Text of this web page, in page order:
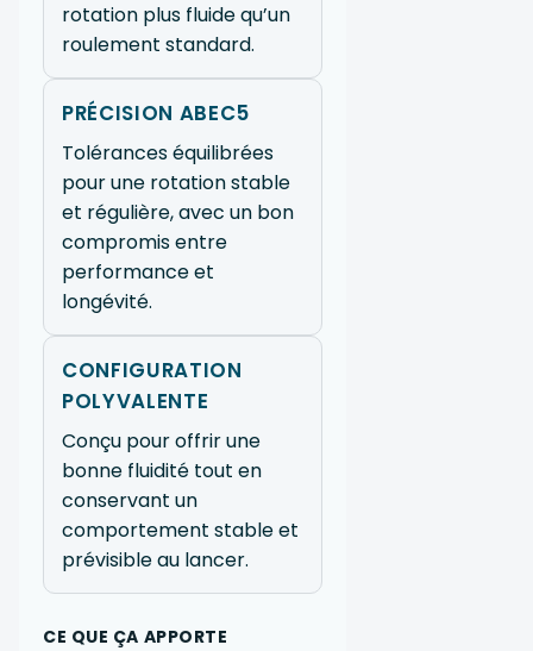
rotation plus fluide qu’un
roulement standard.
PRÉCISION ABEC5
Tolérances équilibrées
pour une rotation stable
et régulière, avec un bon
compromis entre
performance et
longévité.
CONFIGURATION
POLYVALENTE
Conçu pour offrir une
bonne fluidité tout en
conservant un
comportement stable et
prévisible au lancer.
CE QUE ÇA APPORTE